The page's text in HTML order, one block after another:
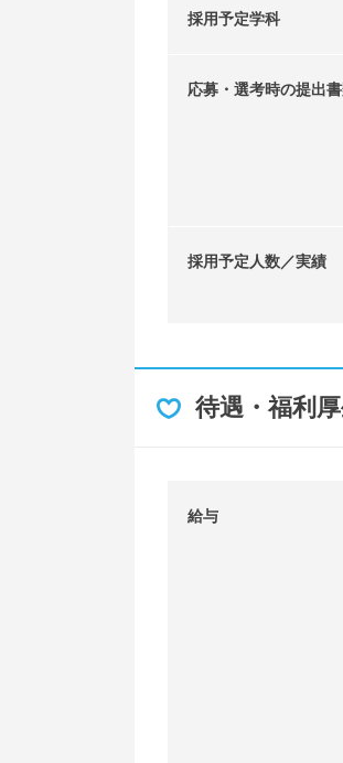
採用予定学科
応募・選考時の提出
採用予定人数／実績
待遇・福利
給与